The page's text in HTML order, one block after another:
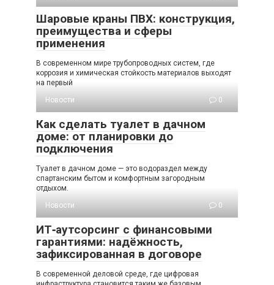
Шаровые краны ПВХ: конструкция,
преимущества и сферы
применения
В современном мире трубопроводных систем, где
коррозия и химическая стойкость материалов выходят
на первый
Новости
0
Как сделать туалет в дачном
доме: от планировки до
подключения
Туалет в дачном доме — это водораздел между
спартанским бытом и комфортным загородным
отдыхом.
Новости
0
ИТ‑аутсорсинг с финансовыми
гарантиями: надёжность,
зафиксированная в договоре
В современной деловой среде, где цифровая